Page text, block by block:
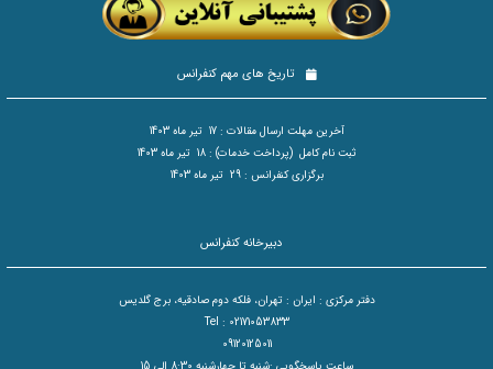
تاریخ های مهم کنفرانس
آخرین مهلت ارسال مقالات : 17 تیر ماه 1403
ثبت نام کامل (پرداخت خدمات) : 18 تیر ماه 1403
برگزاری کنفرانس : 29 تیر ماه 1403
دبیرخانه کنفرانس
دفتر مرکزی : ایران : تهران، فلکه دوم صادقیه، برج گلدیس
Tel : 02171053833
09120125011